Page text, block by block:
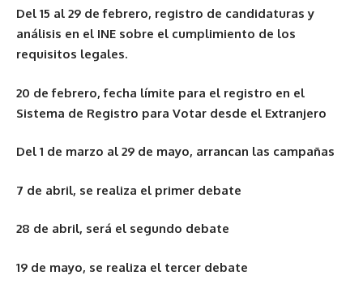
Del 15 al 29 de febrero, registro de candidaturas y
análisis en el INE sobre el cumplimiento de los
requisitos legales.
20 de febrero, fecha límite para el registro en el
Sistema de Registro para Votar desde el Extranjero
Del 1 de marzo al 29 de mayo, arrancan las campañas
7 de abril, se realiza el primer debate
28 de abril, será el segundo debate
19 de mayo, se realiza el tercer debate